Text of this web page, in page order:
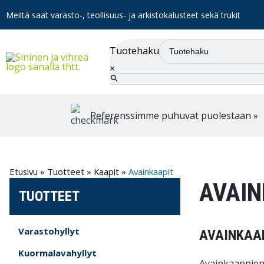
Meiltä saat varasto-, teollisuus- ja arkistokalusteet sekä trukit
Tuotehaku
×
Referenssimme puhuvat puolestaan »
Etusivu » Tuotteet » Kaapit » Avainkaapit
TUOTTEET
Varastohyllyt
Kuormalavahyllyt